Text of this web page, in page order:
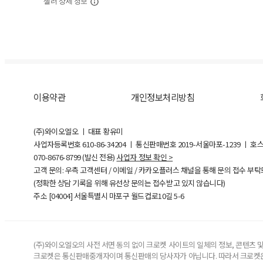
이용약관 개인정보처리방침
(주)와이오엘오 ㅣ 대표 황유미
사업자등록번호610-86-34204ㅣ 통신판매번호 2019-서울마포-1239 ㅣ 호
070-8676-8799 (발신 전용) 사업자 정보 확인 >
고객 문의: 우측 고객센터 / 이메일 / 카카오플러스 채널을 통해 문의 접수 부
(정확한 상담 기록을 위해 유선상 문의는 접수받고 있지 않습니다)
주소 [04004] 서울특별시 마포구 월드컵로10길5-6
(주)와이오엘오의 사전 서면 동의 없이 크로켓 사이트의 일체의 정보, 콘텐츠
크로켓은 통신판매중개자이며 통신판매의 당사자가 아닙니다. 따라서 크로